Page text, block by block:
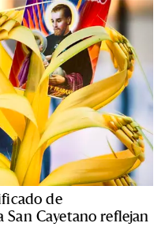
de
San Cayetano reflejan